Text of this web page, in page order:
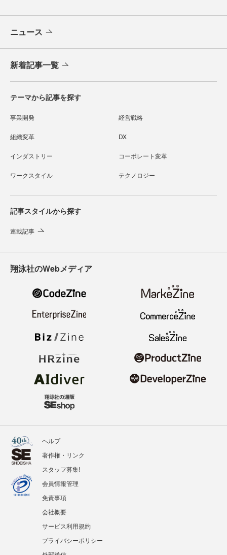
ニュース
新着記事一覧
テーマから記事を探す
事業開発 経営戦略
組織変革 DX
インダストリー コーポレート変革
ワークスタイル テクノロジー
記事スタイルから探す
連載記事
翔泳社のWebメディア
ヘルプ
著作権・リンク
スタッフ募集!
会員情報管理
免責事項
会社概要
サービス利用規約
プライバシーポリシー